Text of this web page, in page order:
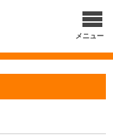
メニュー